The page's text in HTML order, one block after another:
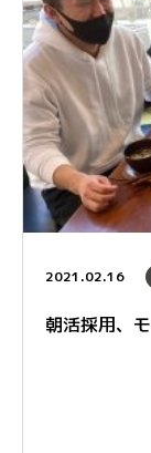
2021.02.16
朝活採用、